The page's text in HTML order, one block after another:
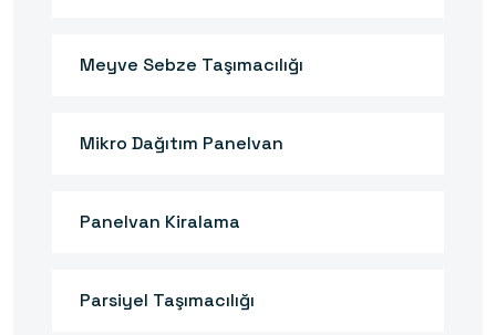
Meyve Sebze Taşımacılığı
Mikro Dağıtım Panelvan
Panelvan Kiralama
Parsiyel Taşımacılığı